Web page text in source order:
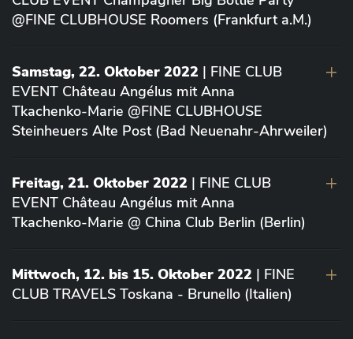
@FINE CLUBHOUSE Roomers (Frankfurt a.M.)
Samstag, 22. Oktober 2022 | FINE CLUB
EVENT Château Angélus mit Anna
Tkachenko-Marie @FINE CLUBHOUSE
Steinheuers Alte Post (Bad Neuenahr-Ahrweiler)
Freitag, 21. Oktober 2022 | FINE CLUB
EVENT Château Angélus mit Anna
Tkachenko-Marie @ China Club Berlin (Berlin)
Mittwoch, 12. bis 15. Oktober 2022 | FINE
CLUB TRAVELS Toskana - Brunello (Italien)